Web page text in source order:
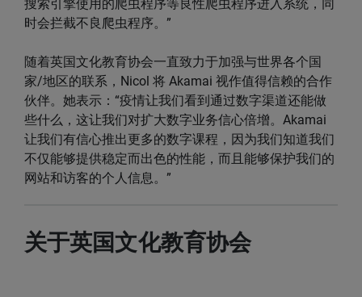
搜索引擎使用的爬虫程序等良性爬虫程序进入系统，同
时会拦截不良爬虫程序。”
随着英国文化教育协会一直致力于加强与世界各个国
家/地区的联系，Nicol 将 Akamai 视作值得信赖的合作
伙伴。她表示：“疫情让我们看到通过数字渠道还能做
些什么，这让我们对扩大数字业务信心倍增。Akamai
让我们有信心推出更多的数字课程，因为我们知道我们
不仅能够提供稳定而出色的性能，而且能够保护我们的
网站和访客的个人信息。”
关于英国文化教育协会